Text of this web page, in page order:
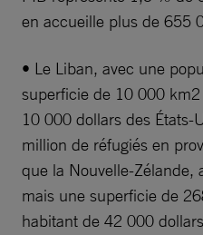
en accueille plus de 655
• Le Liban, avec une
superficie de 10 000
10 000 dollars des États-
million de réfugiés en
que la Nouvelle-Zélande,
mais une superficie de
habitant de 42 000